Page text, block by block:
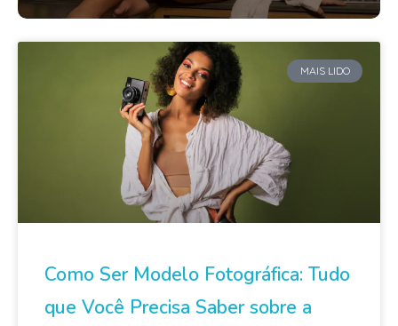
MAIS LIDO
Como Ser Modelo Fotográfica: Tudo
que Você Precisa Saber sobre a